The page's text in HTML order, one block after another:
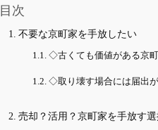
目次
不要な京町家を手放したい
◇古くても価値がある京
◇取り壊す場合には届出
売却？活用？京町家を手放す